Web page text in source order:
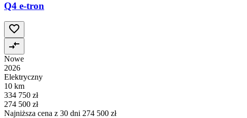
Q4 e-tron
Nowe
2026
Elektryczny
10 km
334 750 zł
274 500 zł
Najniższa cena z 30 dni 274 500 zł